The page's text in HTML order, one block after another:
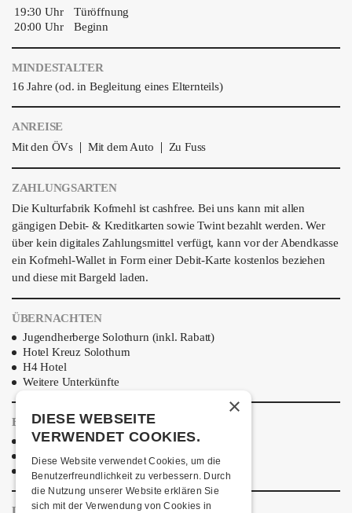
19:30 Uhr
Türöffnung
20:00 Uhr
Beginn
MINDESTALTER
16 Jahre (od. in Begleitung eines Elternteils)
ANREISE
Mit den ÖVs | Mit dem Auto | Zu Fuss
ZAHLUNGSARTEN
Die Kulturfabrik Kofmehl ist cashfree. Bei uns kann mit allen
gängigen Debit- & Kreditkarten sowie Twint bezahlt werden. Wer
über kein digitales Zahlungsmittel verfügt, kann vor der Abendkasse
ein Kofmehl-Wallet in Form einer Debit-Karte kostenlos beziehen
und diese mit Bargeld laden.
ÜBERNACHTEN
Jugendherberge Solothurn (inkl. Rabatt)
Hotel Kreuz Solothurn
H4 Hotel
Weitere Unterkünfte
ESSENSTIPPS
Pier 11
Restaurant Kreuz
Pittaria
×
DIESE WEBSEITE
VERWENDET COOKIES.
Diese Website verwendet Cookies, um die
Benutzerfreundlichkeit zu verbessern. Durch
die Nutzung unserer Website erklären Sie
sich mit der Verwendung von Cookies in